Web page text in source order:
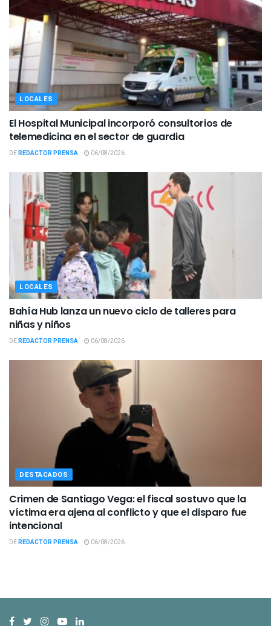
LOCALES
El Hospital Municipal incorporó consultorios de
telemedicina en el sector de guardia
DEREDACTOR PRENSA 06/08/2026
LOCALES
Bahía Hub lanza un nuevo ciclo de talleres para
niñas y niños
DEREDACTOR PRENSA 06/08/2026
DESTACADOS
Crimen de Santiago Vega: el fiscal sostuvo que la
víctima era ajena al conflicto y que el disparo fue
intencional
DEREDACTOR PRENSA 06/08/2026